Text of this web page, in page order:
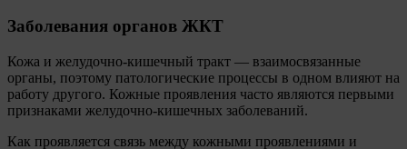
Заболевания органов ЖКТ
Кожа и желудочно-кишечный тракт — взаимосвязанные
органы, поэтому патологические процессы в одном влияют на
работу другого. Кожные проявления часто являются первыми
признаками желудочно-кишечных заболеваний.
Как проявляется связь между кожными проявлениями и